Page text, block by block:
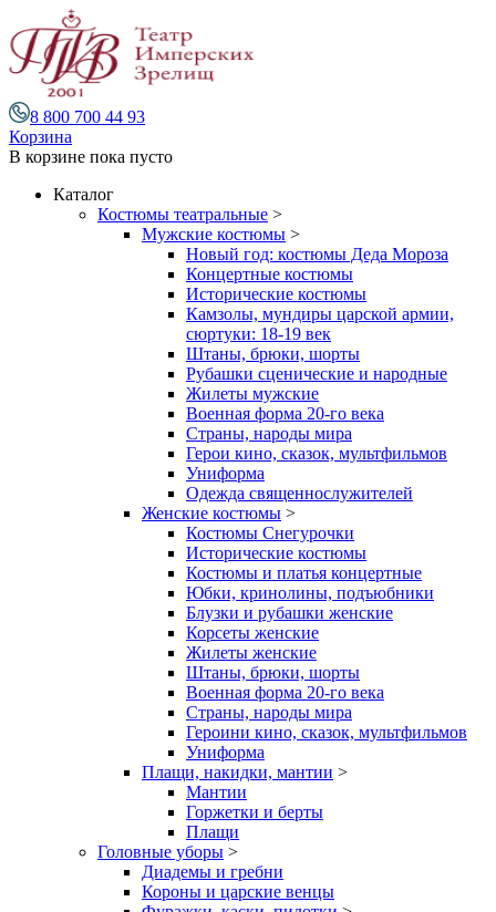
8 800 700 44 93
Корзина
В корзине пока пусто
Каталог
Костюмы театральные >
Мужские костюмы >
Новый год: костюмы Деда Мороза
Концертные костюмы
Исторические костюмы
Камзолы, мундиры царской армии,
сюртуки: 18-19 век
Штаны, брюки, шорты
Рубашки сценические и народные
Жилеты мужские
Военная форма 20-го века
Страны, народы мира
Герои кино, сказок, мультфильмов
Униформа
Одежда священнослужителей
Женские костюмы >
Костюмы Снегурочки
Исторические костюмы
Костюмы и платья концертные
Юбки, кринолины, подъюбники
Блузки и рубашки женские
Корсеты женские
Жилеты женские
Штаны, брюки, шорты
Военная форма 20-го века
Страны, народы мира
Героини кино, сказок, мультфильмов
Униформа
Плащи, накидки, мантии >
Мантии
Горжетки и берты
Плащи
Головные уборы >
Диадемы и гребни
Короны и царские венцы